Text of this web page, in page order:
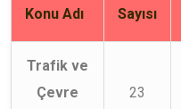
Konu Adı
Sayısı
Trafik ve
Çevre
23